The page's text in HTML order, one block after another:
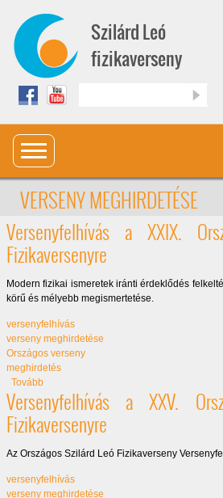
Szilárd Leó
fizikaverseny
VERSENY MEGHIRDETÉSE
Versenyfelhívás a XXIX.
Fizikaversenyre
Modern fizikai ismeretek iránti érdeklődés
körű és mélyebb megismertetése.
versenyfelhívás
verseny meghirdetése
Országos verseny
meghirdetés
Tovább(Versenyfelhívás a XXIX. Országos
Versenyfelhívás a XXV.
Fizikaversenyre
Az Országos Szilárd Leó Fizikaverseny
versenyfelhívás
verseny meghirdetése